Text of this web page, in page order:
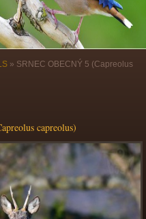
» SRNEC OBECNÝ 5 (Capreolus
capreolus)